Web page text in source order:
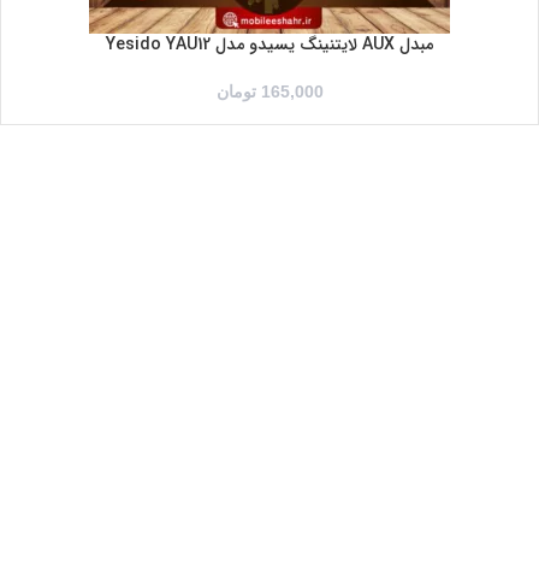
مبدل AUX لایتنینگ یسیدو مدل Yesido YAU12
165,000 تومان